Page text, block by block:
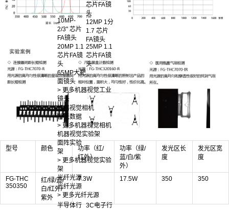
芯片FA镜
头
10MP-
2/3" 芯片
FA镜头
12MP 1分
1.7 芯片
FA镜头
20MP 1.1
芯片FA镜
头
25MP 1.1
芯片FA镜
头
65MP大靶
面镜头
> 更多机器视觉工业
镜头
机器视觉相机
暂无数据
> 更多机器视觉相机
机器视觉实验架
面阵实验
架
> 更多机器视觉实验
架
光纤光源
光纤光源
> 更多光纤光源
半导体行 3C电子行
型号 颜色
功率（红/
红外）
功率（绿/
蓝/白/紫
外）
发光区长
度
发光区宽
度
FG-THC
350350
红/绿/蓝/
白/红外/
紫外
7.3W 17.5W 350 350